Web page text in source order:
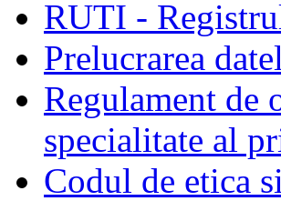
RUTI -
Prelucrarea
Regulament de
specialitate al
Codul de etica